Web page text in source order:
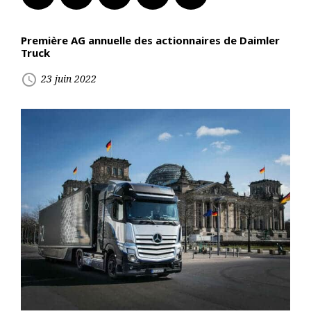
Première AG annuelle des actionnaires de Daimler
Truck
access_time 23 juin 2022